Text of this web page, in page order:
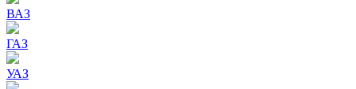
ВАЗ
ГАЗ
УАЗ